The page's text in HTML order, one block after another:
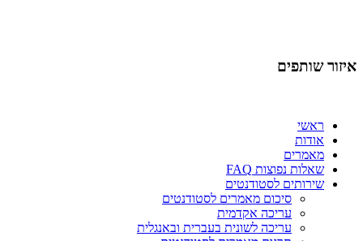
איזור שותפים
ראשי
אודות
מאמרים
שאלות נפוצות FAQ
שירותים לסטודנטים
סיכום מאמרים לסטודנטים
עריכה אקדמית
עריכה לשונית בעברית ובאנגלית